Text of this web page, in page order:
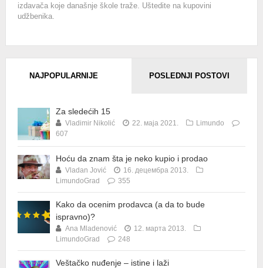
izdavača koje današnje škole traže. Uštedite na kupovini
udžbenika.
NAJPOPULARNIJE POSLEDNJI POSTOVI
Za sledećih 15
Vladimir Nikolić 22. маја 2021.
Limundo
607
Hoću da znam šta je neko kupio i prodao
Vladan Jović
16. децембра 2013.
LimundoGrad
355
Kako da ocenim prodavca (a da to bude
ispravno)?
Ana Mladenović
12. марта 2013.
LimundoGrad
248
Veštačko nuđenje – istine i laži